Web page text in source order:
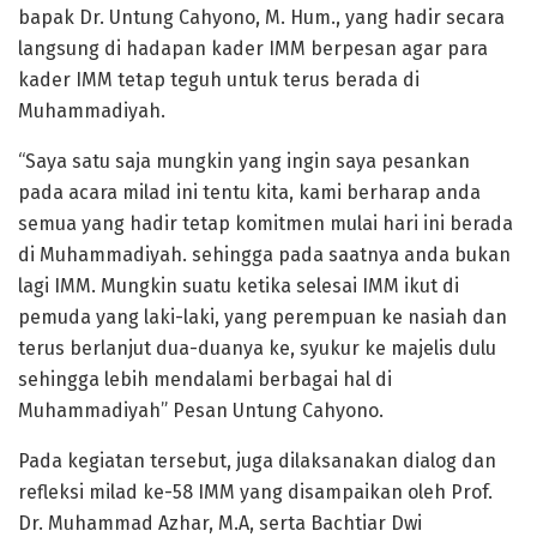
bapak Dr. Untung Cahyono, M. Hum., yang hadir secara
langsung di hadapan kader IMM berpesan agar para
kader IMM tetap teguh untuk terus berada di
Muhammadiyah.
“Saya satu saja mungkin yang ingin saya pesankan
pada acara milad ini tentu kita, kami berharap anda
semua yang hadir tetap komitmen mulai hari ini berada
di Muhammadiyah. sehingga pada saatnya anda bukan
lagi IMM. Mungkin suatu ketika selesai IMM ikut di
pemuda yang laki-laki, yang perempuan ke nasiah dan
terus berlanjut dua-duanya ke, syukur ke majelis dulu
sehingga lebih mendalami berbagai hal di
Muhammadiyah” Pesan Untung Cahyono.
Pada kegiatan tersebut, juga dilaksanakan dialog dan
refleksi milad ke-58 IMM yang disampaikan oleh Prof.
Dr. Muhammad Azhar, M.A, serta Bachtiar Dwi